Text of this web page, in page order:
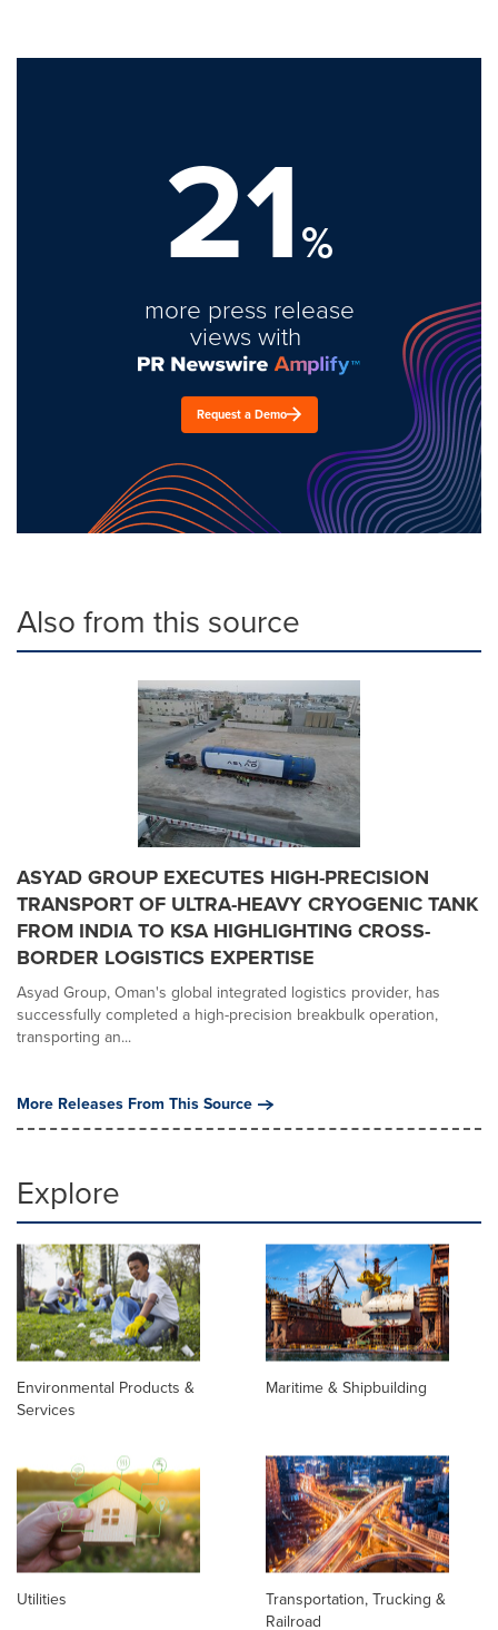
21%
more press release
views with
Request a Demo
Also from this source
ASYAD GROUP EXECUTES HIGH-PRECISION
TRANSPORT OF ULTRA-HEAVY CRYOGENIC TANK
FROM INDIA TO KSA HIGHLIGHTING CROSS-
BORDER LOGISTICS EXPERTISE
Asyad Group, Oman's global integrated logistics provider, has
successfully completed a high-precision breakbulk operation,
transporting an...
More Releases From This Source
Explore
Environmental Products &
Services
Maritime & Shipbuilding
Utilities
Transportation, Trucking &
Railroad